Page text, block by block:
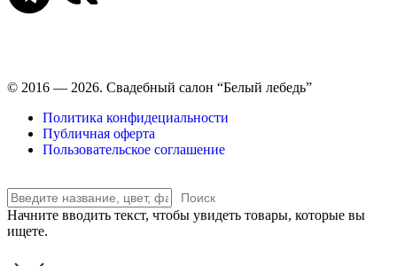
© 2016 — 2026. Свадебный салон “Белый лебедь”
Политика конфидециальности
Публичная оферта
Пользовательское соглашение
Поиск
Начните вводить текст, чтобы увидеть товары, которые вы
ищете.